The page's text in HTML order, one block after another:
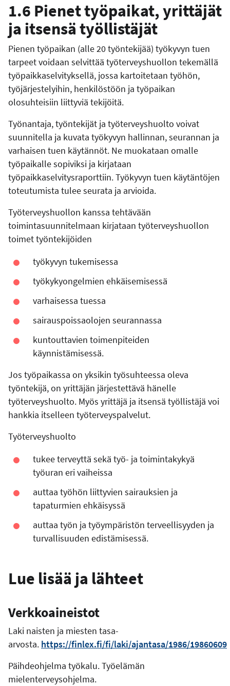
1.6 Pienet työpaikat, yrittäjät
ja itsensä työllistäjät
Pienen työpaikan (alle 20 työntekijää) työkyvyn tuen
tarpeet voidaan selvittää työterveyshuollon tekemällä
työpaikkaselvityksellä, jossa kartoitetaan työhön,
työjärjestelyihin, henkilöstöön ja työpaikan
olosuhteisiin liittyviä tekijöitä.
Työnantaja, työntekijät ja työterveyshuolto voivat
suunnitella ja kuvata työkyvyn hallinnan, seurannan ja
varhaisen tuen käytännöt. Ne muokataan omalle
työpaikalle sopiviksi ja kirjataan
työpaikkaselvitysraporttiin. Työkyvyn tuen käytäntöjen
toteutumista tulee seurata ja arvioida.
Työterveyshuollon kanssa tehtävään
toimintasuunnitelmaan kirjataan työterveyshuollon
toimet työntekijöiden
työkyvyn tukemisessa
työkykyongelmien ehkäisemisessä
varhaisessa tuessa
sairauspoissaolojen seurannassa
kuntouttavien toimenpiteiden
käynnistämisessä.
Jos työpaikassa on yksikin työsuhteessa oleva
työntekijä, on yrittäjän järjestettävä hänelle
työterveyshuolto. Myös yrittäjä ja itsensä työllistäjä voi
hankkia itselleen työterveyspalvelut.
Työterveyshuolto
tukee terveyttä sekä työ- ja toimintakykyä
työuran eri vaiheissa
auttaa työhön liittyvien sairauksien ja
tapaturmien ehkäisyssä
auttaa työn ja työympäristön terveellisyyden ja
turvallisuuden edistämisessä.
Lue lisää ja lähteet
Verkkoaineistot
Laki naisten ja miesten tasa-
arvosta. https://finlex.fi/fi/laki/ajantasa/1986/19860609
Päihdeohjelma työkalu. Työelämän
mielenterveysohjelma.